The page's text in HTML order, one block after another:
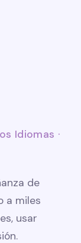
Idiomas ·
de
a miles
usar